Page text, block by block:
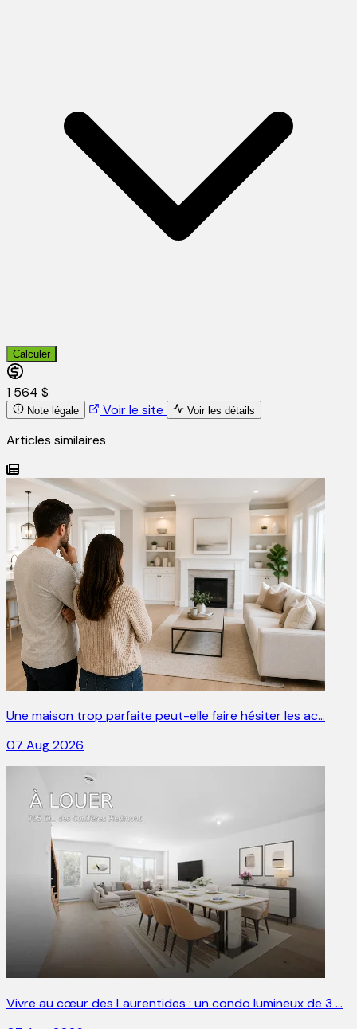
Calculer
1 564 $
Note légale Voir le site Voir les détails
Articles similaires
Une maison trop parfaite peut-elle faire hésiter les ac…
07 Aug 2026
Vivre au cœur des Laurentides : un condo lumineux de 3 …